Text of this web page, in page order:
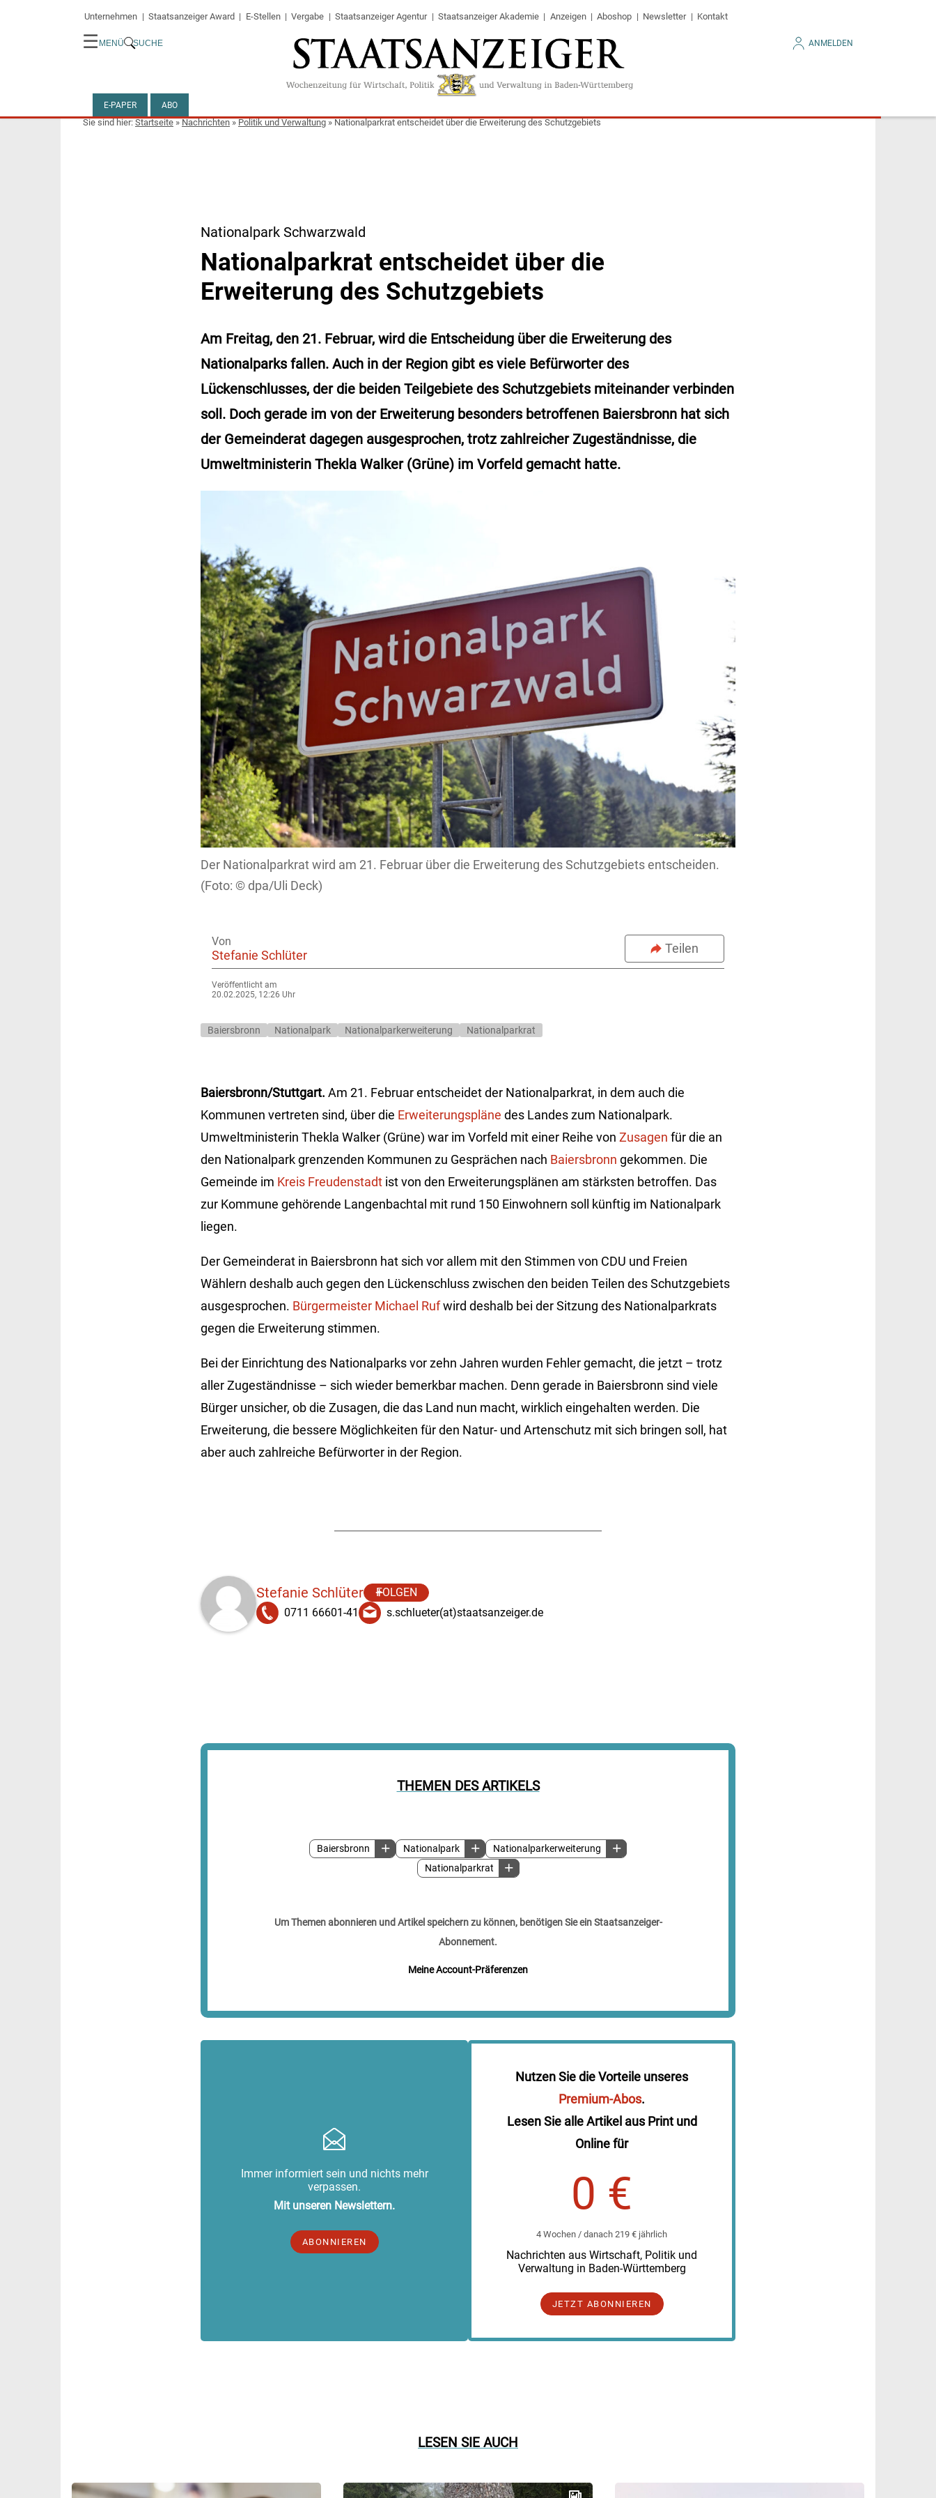
Unternehmen Staatsanzeiger Award E-Stellen Vergabe Staatsanzeiger Agentur Staatsanzeiger Akademie Anzeigen Aboshop Newsletter Kontakt
☰ MENÜ SUCHE ANMELDEN
E-PAPER ABO
Startseite»Nachrichten»Politik und Verwaltung»Nationalparkrat entscheidet über die Erweiterung des Schutzgebiets
THEMEN DES ARTIKELS
Baiersbronn Nationalpark
Nationalparkerweiterung
Nationalparkrat
Um Themen abonnieren und Artikel speichern zu können, benötigen Sie ein Staatsanzeiger-
Abonnement.
Meine Account-Präferenzen
Nationalpark Schwarzwald
Nationalparkrat entscheidet über die
Erweiterung des Schutzgebiets
Am Freitag, den 21. Februar, wird die Entscheidung über die Erweiterung des
Nationalparks fallen. Auch in der Region gibt es viele Befürworter des
Lückenschlusses, der die beiden Teilgebiete des Schutzgebiets miteinander verbinden
soll. Doch gerade im von der Erweiterung besonders betroffenen Baiersbronn hat sich
der Gemeinderat dagegen ausgesprochen, trotz zahlreicher Zugeständnisse, die
Umweltministerin Thekla Walker (Grüne) im Vorfeld gemacht hatte.
Der Nationalparkrat wird am 21. Februar über die Erweiterung des Schutzgebiets entscheiden.
dpa/Uli Deck)
Von
Stefanie Schlüter Teilen
Veröffentlicht am
20.02.2025, 12:26 Uhr
Baiersbronn Nationalpark Nationalparkerweiterung Nationalparkrat
Baiersbronn/Stuttgart. Am 21. Februar entscheidet der Nationalparkrat, in dem auch die
Kommunen vertreten sind, über die Erweiterungspläne des Landes zum Nationalpark.
Umweltministerin Thekla Walker (Grüne) war im Vorfeld mit einer Reihe von Zusagen für die an
den Nationalpark grenzenden Kommunen zu Gesprächen nach Baiersbronn gekommen. Die
Gemeinde im Kreis Freudenstadt ist von den Erweiterungsplänen am stärksten betroffen. Das
zur Kommune gehörende Langenbachtal mit rund 150 Einwohnern soll künftig im Nationalpark
liegen.
Der Gemeinderat in Baiersbronn hat sich vor allem mit den Stimmen von CDU und Freien
Wählern deshalb auch gegen den Lückenschluss zwischen den beiden Teilen des Schutzgebiets
ausgesprochen. Bürgermeister Michael Rufwird deshalb bei der Sitzung des Nationalparkrats
gegen die Erweiterung stimmen.
Bei der Einrichtung des Nationalparks vor zehn Jahren wurden Fehler gemacht, die jetzt – trotz
aller Zugeständnisse – sich wieder bemerkbar machen. Denn gerade in Baiersbronn sind viele
Bürger unsicher, ob die Zusagen, die das Land nun macht, wirklich eingehalten werden. Die
Erweiterung, die bessere Möglichkeiten für den Natur- und Artenschutz mit sich bringen soll, hat
aber auch zahlreiche Befürworter in der Region.
Stefanie Schlüter
FOLGEN
0711 66601-41
s.schlueter(at)staatsanzeiger.de
Immer informiert sein und nichts mehr
verpassen.
Mit unseren Newslettern.
ABONNIEREN
Nutzen Sie die Vorteile unseres
Premium-Abos.
Lesen Sie alle Artikel aus Print und
Online für
0 €
4 Wochen / danach 219 € jährlich
Nachrichten aus Wirtschaft, Politik und
Verwaltung in Baden-Württemberg
JETZT ABONNIEREN
LESEN SIE AUCH